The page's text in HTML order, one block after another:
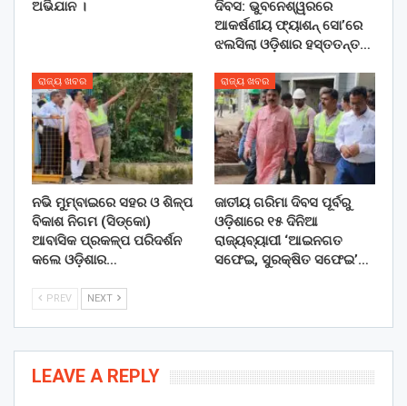
ଅଭିଯାନ ।
ଦିବସ: ଭୁବନେଶ୍ୱରରେ
ଆକର୍ଷଣୀୟ ଫ୍ୟାଶନ୍ ସୋ’ରେ
ଝଲସିଲା ଓଡ଼ିଶାର ହସ୍ତତନ୍ତ…
ରାଜ୍ୟ ଖବର
ନଭି ମୁମ୍ବାଇରେ ସହର ଓ ଶିଳ୍ପ
ବିକାଶ ନିଗମ (ସିଡ୍‌କୋ)
ଆବାସିକ ପ୍ରକଳ୍ପ ପରିଦର୍ଶନ
କଲେ ଓଡ଼ିଶାର…
ରାଜ୍ୟ ଖବର
ଜାତୀୟ ଗରିମା ଦିବସ ପୂର୍ବରୁ
ଓଡ଼ିଶାରେ ୧୫ ଦିନିଆ
ରାଜ୍ୟବ୍ୟାପୀ ‘ଆଇନଗତ
ସଫେଇ, ସୁରକ୍ଷିତ ସଫେଇ’…
PREV NEXT
LEAVE A REPLY